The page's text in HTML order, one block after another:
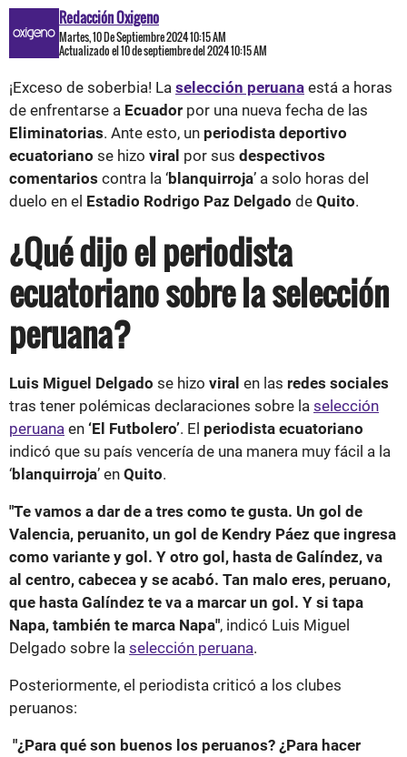
Redacción Oxigeno
Martes, 10 De Septiembre 2024 10:15 AM
Actualizado el 10 de septiembre del 2024 10:15 AM
¡Exceso de soberbia! La selección peruana está a horas
de enfrentarse a Ecuador por una nueva fecha de las
Eliminatorias. Ante esto, un periodista deportivo
ecuatoriano se hizo viral por sus despectivos
comentarios contra la ‘blanquirroja’ a solo horas del
duelo en el Estadio Rodrigo Paz Delgado de Quito.
¿Qué dijo el periodista
ecuatoriano sobre la selección
peruana?
Luis Miguel Delgado se hizo viral en las redes sociales
tras tener polémicas declaraciones sobre la selección
peruana en ‘El Futbolero’. El periodista ecuatoriano
indicó que su país vencería de una manera muy fácil a la
‘blanquirroja’ en Quito.
"Te vamos a dar de a tres como te gusta. Un gol de
Valencia, peruanito, un gol de Kendry Páez que ingresa
como variante y gol. Y otro gol, hasta de Galíndez, va
al centro, cabecea y se acabó. Tan malo eres, peruano,
que hasta Galíndez te va a marcar un gol. Y si tapa
Napa, también te marca Napa", indicó Luis Miguel
Delgado sobre la selección peruana.
Posteriormente, el periodista criticó a los clubes
peruanos:
"¿Para qué son buenos los peruanos? ¿Para hacer